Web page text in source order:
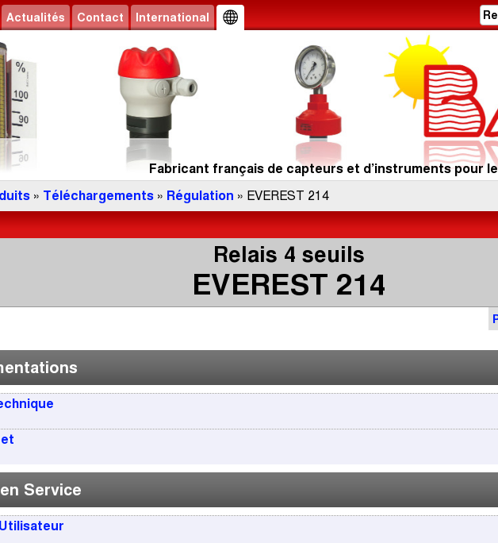
Actualités Contact International
Fabricant français de capteurs et d’instruments pour
» Téléchargements » Régulation » EVEREST 214
Relais 4 seuils
EVEREST 214
Service